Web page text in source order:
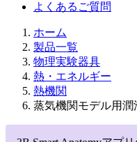
よくあるご質問
ホーム
製品一覧
物理実験器具
熱・エネルギー
熱機関
蒸気機関モデル用潤